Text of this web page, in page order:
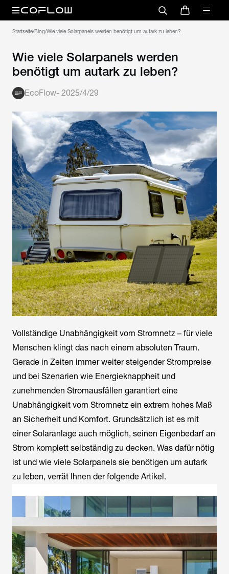
Startseite/Blog/Wie viele Solarpanels werden benötigt um autark zu leben?
Wie viele Solarpanels werden
benötigt um autark zu leben?
EcoFlow- 2025/4/29
Vollständige Unabhängigkeit vom Stromnetz – für viele
Menschen klingt das nach einem absoluten Traum.
Gerade in Zeiten immer weiter steigender Strompreise
und bei Szenarien wie Energieknappheit und
zunehmenden Stromausfällen garantiert eine
Unabhängigkeit vom Stromnetz ein extrem hohes Maß
an Sicherheit und Komfort. Grundsätzlich ist es mit
einer Solaranlage auch möglich, seinen Eigenbedarf an
Strom komplett selbständig zu decken. Was dafür nötig
ist und wie viele Solarpanels sie benötigen um autark
zu leben, verrät Ihnen der folgende Artikel.